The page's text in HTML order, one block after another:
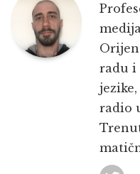
radu i
radio